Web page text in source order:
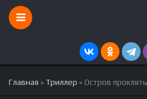
Главная »Триллер » Остров